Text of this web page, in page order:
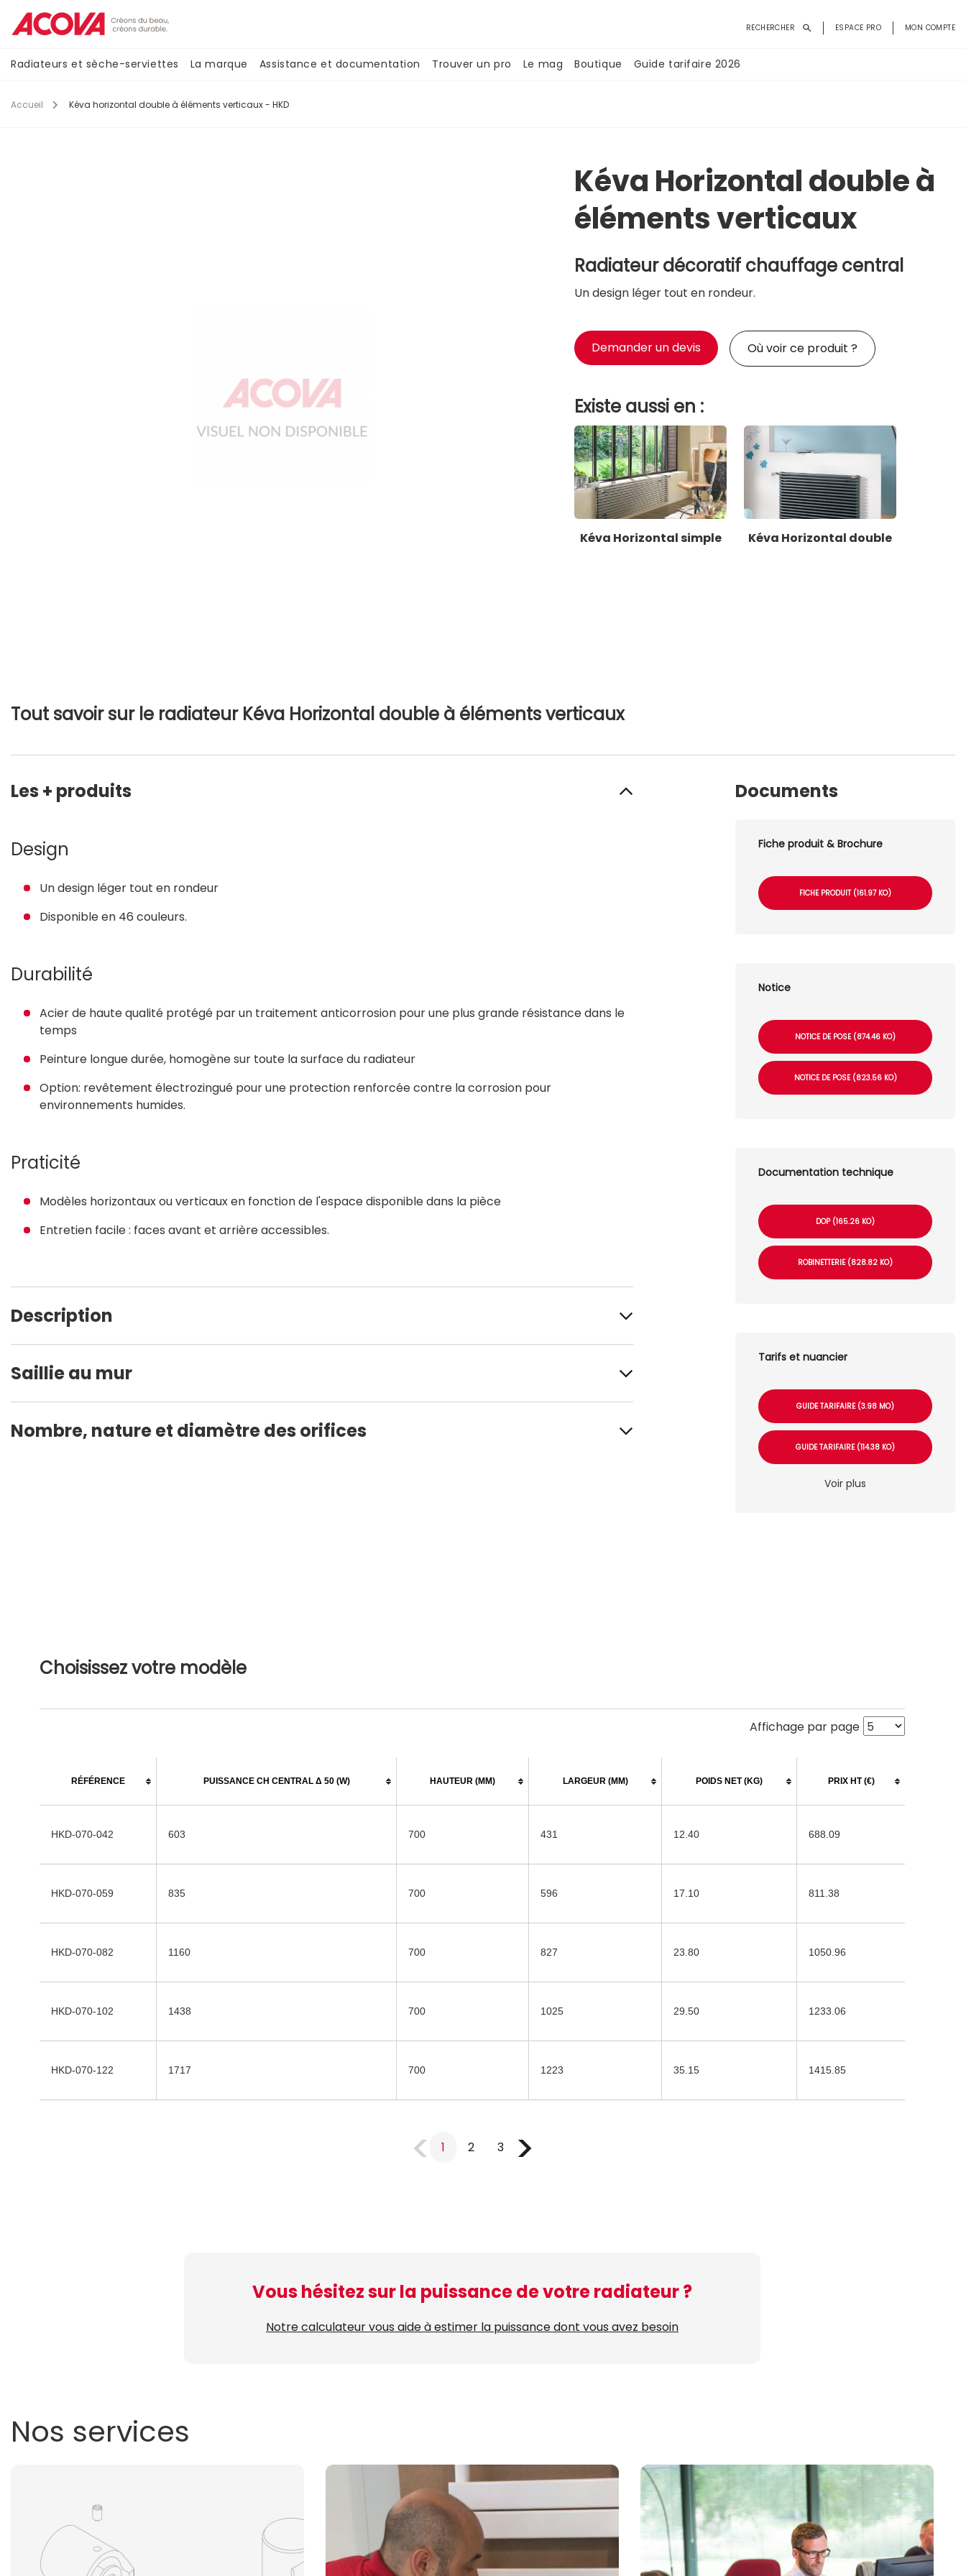
contenu
Menu
RECHERCHER ESPACE PRO MON COMPTE
principale
Radiateurs et sèche-serviettes La marque Assistance et documentation Trouver un pro Le mag Boutique Guide tarifaire 2026
Accueil Kéva horizontal double à éléments verticaux - HKD
Kéva Horizontal double à
éléments verticaux
Radiateur décoratif chauffage central
Un design léger tout en rondeur.
Demander un devis Où voir ce produit ?
Existe aussi en :
Kéva Horizontal simple Kéva Horizontal double
Tout savoir sur le radiateur Kéva Horizontal double à éléments verticaux
Les + produits
Design
Un design léger tout en rondeur
Disponible en 46 couleurs.
Durabilité
Acier de haute qualité protégé par un traitement anticorrosion pour une plus grande résistance dans le
temps
Peinture longue durée, homogène sur toute la surface du radiateur
Option: revêtement électrozingué pour une protection renforcée contre la corrosion pour
environnements humides.
Praticité
Modèles horizontaux ou verticaux en fonction de l'espace disponible dans la pièce
Entretien facile : faces avant et arrière accessibles.
Description
Saillie au mur
Nombre, nature et diamètre des orifices
Documents
Fiche produit & Brochure
FICHE PRODUIT (161.97 KO)
Notice
NOTICE DE POSE (874.46 KO)
NOTICE DE POSE (823.56 KO)
Documentation technique
DOP (165.26 KO)
ROBINETTERIE (828.82 KO)
Tarifs et nuancier
GUIDE TARIFAIRE (3.98 MO)
GUIDE TARIFAIRE (114.38 KO)
Voir plus
Choisissez votre modèle
Affichage par page
RÉFÉRENCE PUISSANCE CH CENTRAL Δ 50 (W) HAUTEUR (MM) LARGEUR (MM) POIDS NET (KG) PRIX HT (€)
HKD-070-042 603 700 431 12.40 688.09
HKD-070-059 835 700 596 17.10 811.38
HKD-070-082 1160 700 827 23.80 1050.96
HKD-070-102 1438 700 1025 29.50 1233.06
HKD-070-122 1717 700 1223 35.15 1415.85
1 2 3
Vous hésitez sur la puissance de votre radiateur ?
Notre calculateur vous aide à estimer la puissance dont vous avez besoin
Nos services